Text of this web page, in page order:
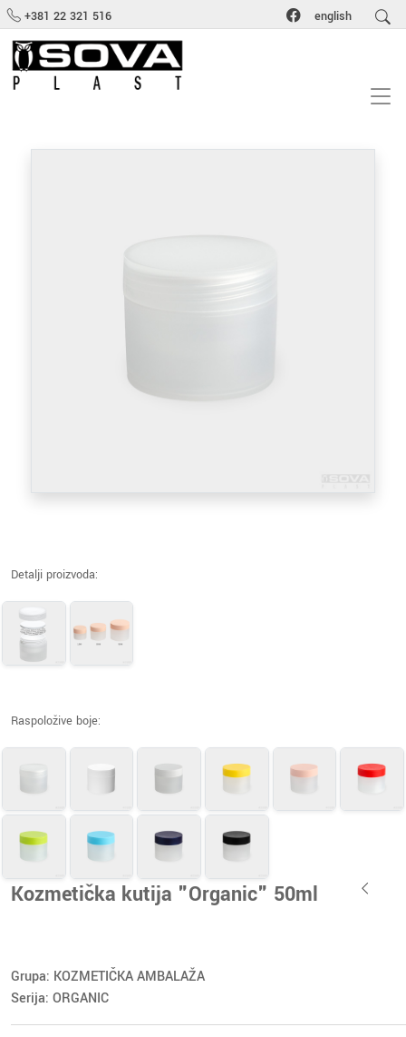
+381 22 321 516 english
Detalji proizvoda:
Raspoložive boje:
Kozmetička kutija "Organic" 50ml
Grupa: KOZMETIČKA AMBALAŽA
Serija: ORGANIC